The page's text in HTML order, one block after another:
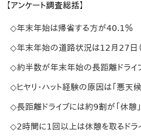
【アンケート調査総括】
◇年末年始は帰省する方が40.1％
◇年末年始の道路状況は12月27日
◇約半数が年末年始の長距離ドライブ
◇ヒヤリ・ハット経験の原因は「悪天
◇長距離ドライブには約9割が「休憩
◇2時間に1回以上は休憩を取るドラ